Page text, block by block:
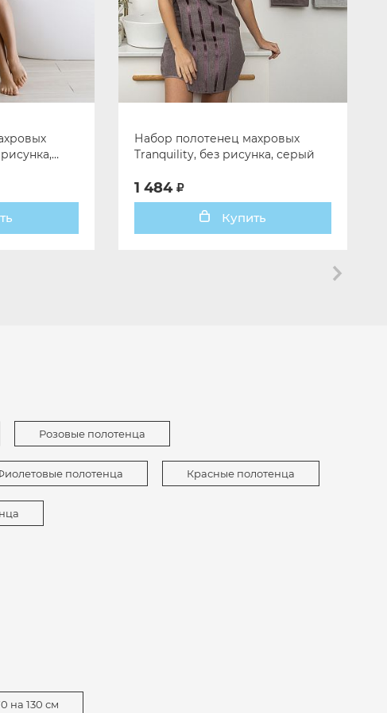
Набор полотенец махровых
Tranquility, без рисунка, серый
1 484
Купить
Розовые полотенца
полотенца Красные полотенца
на 130 см